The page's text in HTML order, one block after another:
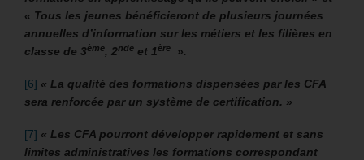
« Tous les jeunes bénéficieront de plusieurs journées
annuelles d’information sur les métiers et les filières en
classe de 3ème, 2nde et 1ère ».
[6] « La qualité des formations dispensées par les CFA
sera renforcée par un système de certification. »
[7] « Les CFA pourront développer rapidement et sans
limites administratives les formations correspondant